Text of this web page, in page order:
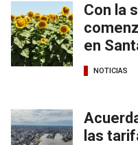
Con la
en
NOTICIAS
las